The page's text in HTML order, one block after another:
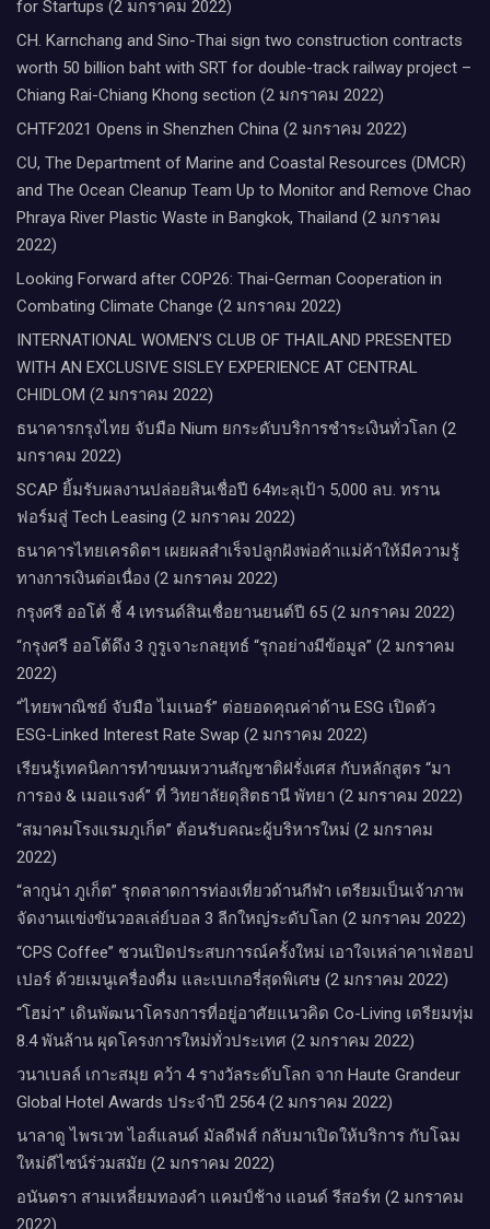
for Startups (2 มกราคม 2022)
CH. Karnchang and Sino-Thai sign two construction contracts
worth 50 billion baht with SRT for double-track railway project –
Chiang Rai-Chiang Khong section (2 มกราคม 2022)
CHTF2021 Opens in Shenzhen China (2 มกราคม 2022)
CU, The Department of Marine and Coastal Resources (DMCR)
and The Ocean Cleanup Team Up to Monitor and Remove Chao
Phraya River Plastic Waste in Bangkok, Thailand (2 มกราคม
2022)
Looking Forward after COP26: Thai-German Cooperation in
Combating Climate Change (2 มกราคม 2022)
INTERNATIONAL WOMEN’S CLUB OF THAILAND PRESENTED
WITH AN EXCLUSIVE SISLEY EXPERIENCE AT CENTRAL
CHIDLOM (2 มกราคม 2022)
ธนาคารกรุงไทย จับมือ Nium ยกระดับบริการชำระเงินทั่วโลก (2
มกราคม 2022)
SCAP ยิ้มรับผลงานปล่อยสินเชื่อปี 64ทะลุเป้า 5,000 ลบ. ทราน
ฟอร์มสู่ Tech Leasing (2 มกราคม 2022)
ธนาคารไทยเครดิตฯ เผยผลสำเร็จปลูกฝังพ่อค้าแม่ค้าให้มีความรู้
ทางการเงินต่อเนื่อง (2 มกราคม 2022)
กรุงศรี ออโต้ ชี้ 4 เทรนด์สินเชื่อยานยนต์ปี 65 (2 มกราคม 2022)
“กรุงศรี ออโต้ดึง 3 กูรูเจาะกลยุทธ์ “รุกอย่างมีข้อมูล” (2 มกราคม
2022)
“ไทยพาณิชย์ จับมือ ไมเนอร์” ต่อยอดคุณค่าด้าน ESG เปิดตัว
ESG-Linked Interest Rate Swap (2 มกราคม 2022)
เรียนรู้เทคนิคการทำขนมหวานสัญชาติฝรั่งเศส กับหลักสูตร “มา
การอง & เมอแรงค์” ที่ วิทยาลัยดุสิตธานี พัทยา (2 มกราคม 2022)
“สมาคมโรงแรมภูเก็ต” ต้อนรับคณะผู้บริหารใหม่ (2 มกราคม
2022)
“ลากูน่า ภูเก็ต” รุกตลาดการท่องเที่ยวด้านกีฬา เตรียมเป็นเจ้าภาพ
จัดงานแข่งขันวอลเล่ย์บอล 3 ลีกใหญ่ระดับโลก (2 มกราคม 2022)
“CPS Coffee” ชวนเปิดประสบการณ์ครั้งใหม่ เอาใจเหล่าคาเฟ่ฮอป
เปอร์ ด้วยเมนูเครื่องดื่ม และเบเกอรี่สุดพิเศษ (2 มกราคม 2022)
“โฮม่า” เดินพัฒนาโครงการที่อยู่อาศัยแนวคิด Co-Living เตรียมทุ่ม
8.4 พันล้าน ผุดโครงการใหม่ทั่วประเทศ (2 มกราคม 2022)
วนาเบลล์ เกาะสมุย คว้า 4 รางวัลระดับโลก จาก Haute Grandeur
Global Hotel Awards ประจำปี 2564 (2 มกราคม 2022)
นาลาดู ไพรเวท ไอส์แลนด์ มัลดีฟส์ กลับมาเปิดให้บริการ กับโฉม
ใหม่ดีไซน์ร่วมสมัย (2 มกราคม 2022)
อนันตรา สามเหลี่ยมทองคำ แคมป์ช้าง แอนด์ รีสอร์ท (2 มกราคม
2022)